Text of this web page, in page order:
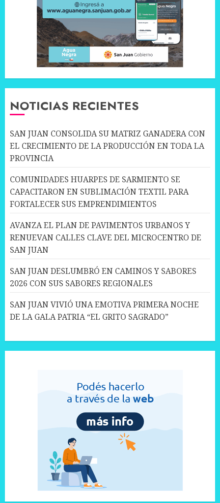
NOTICIAS RECIENTES
SAN JUAN CONSOLIDA SU MATRIZ GANADERA CON
EL CRECIMIENTO DE LA PRODUCCIÓN EN TODA LA
PROVINCIA
COMUNIDADES HUARPES DE SARMIENTO SE
CAPACITARON EN SUBLIMACIÓN TEXTIL PARA
FORTALECER SUS EMPRENDIMIENTOS
AVANZA EL PLAN DE PAVIMENTOS URBANOS Y
RENUEVAN CALLES CLAVE DEL MICROCENTRO DE
SAN JUAN
SAN JUAN DESLUMBRÓ EN CAMINOS Y SABORES
2026 CON SUS SABORES REGIONALES
SAN JUAN VIVIÓ UNA EMOTIVA PRIMERA NOCHE
DE LA GALA PATRIA “EL GRITO SAGRADO”